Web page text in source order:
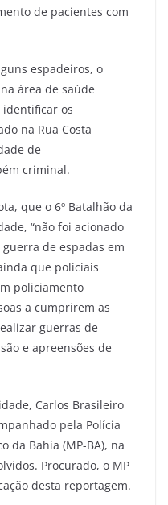
de pacientes com
espadeiros, o
área de saúde
os
na Rua Costa
de
criminal.
que o 6º Batalhão da
“não foi acionado
de espadas em
que policiais
policiamento
a cumprirem as
guerras de
e apreensões de
Carlos Brasileiro
pela Polícia
da Bahia (MP-BA), na
Procurado, o MP
desta reportagem.